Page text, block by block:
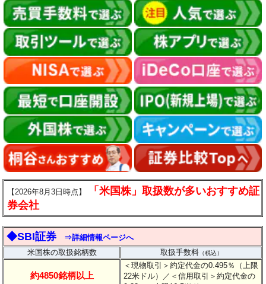
【2026年8月3日時点】
「米国株」取扱数が多いおすすめ証
券会社
◆SBI証券
⇒詳細情報ページへ
米国株の取扱銘柄数
取扱手数料（税込）
約4850銘柄以上
＜現物取引＞約定代金の0.495％（上限
22米ドル）
／＜信用取引＞約定代金の